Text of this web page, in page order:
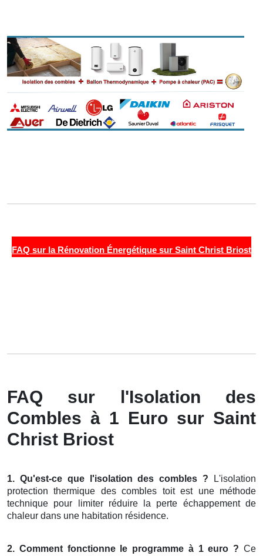
FAQ sur la Rénovation Énergétique sur Saint Christ Briost
FAQ sur l'Isolation des
Combles à 1 Euro sur Saint
Christ Briost
1. Qu'est-ce que l'isolation des combles ? L'isolation
protection thermique des combles toit est une méthode
technique pour limiter réduire la perte échappement de
chaleur dans une habitation résidence.
2. Comment fonctionne le programme à 1 euro ? Ce